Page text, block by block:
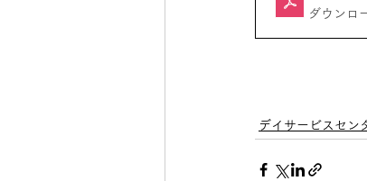
ダウンロ
デイサービスセン